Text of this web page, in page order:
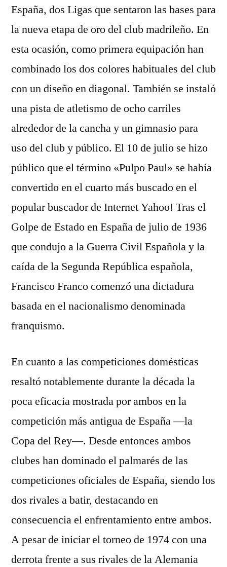
España, dos Ligas que sentaron las bases para
la nueva etapa de oro del club madrileño. En
esta ocasión, como primera equipación han
combinado los dos colores habituales del club
con un diseño en diagonal. También se instaló
una pista de atletismo de ocho carriles
alrededor de la cancha y un gimnasio para
uso del club y público. El 10 de julio se hizo
público que el término «Pulpo Paul» se había
convertido en el cuarto más buscado en el
popular buscador de Internet Yahoo! Tras el
Golpe de Estado en España de julio de 1936
que condujo a la Guerra Civil Española y la
caída de la Segunda República española,
Francisco Franco comenzó una dictadura
basada en el nacionalismo denominada
franquismo.
En cuanto a las competiciones domésticas
resaltó notablemente durante la década la
poca eficacia mostrada por ambos en la
competición más antigua de España —la
Copa del Rey—. Desde entonces ambos
clubes han dominado el palmarés de las
competiciones oficiales de España, siendo los
dos rivales a batir, destacando en
consecuencia el enfrentamiento entre ambos.
A pesar de iniciar el torneo de 1974 con una
derrota frente a sus rivales de la Alemania